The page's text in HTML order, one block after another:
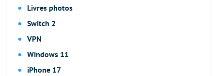
Livres photos
Switch 2
VPN
Windows 11
iPhone 17